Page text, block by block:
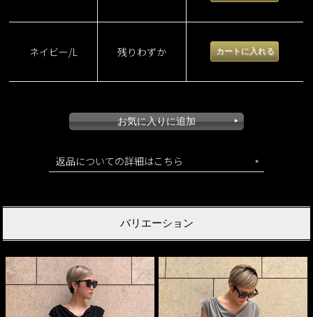
ネイビー/L 残りわずか
返品についての詳細はこちら
バリエーション